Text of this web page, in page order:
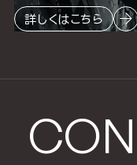
詳しくはこちら